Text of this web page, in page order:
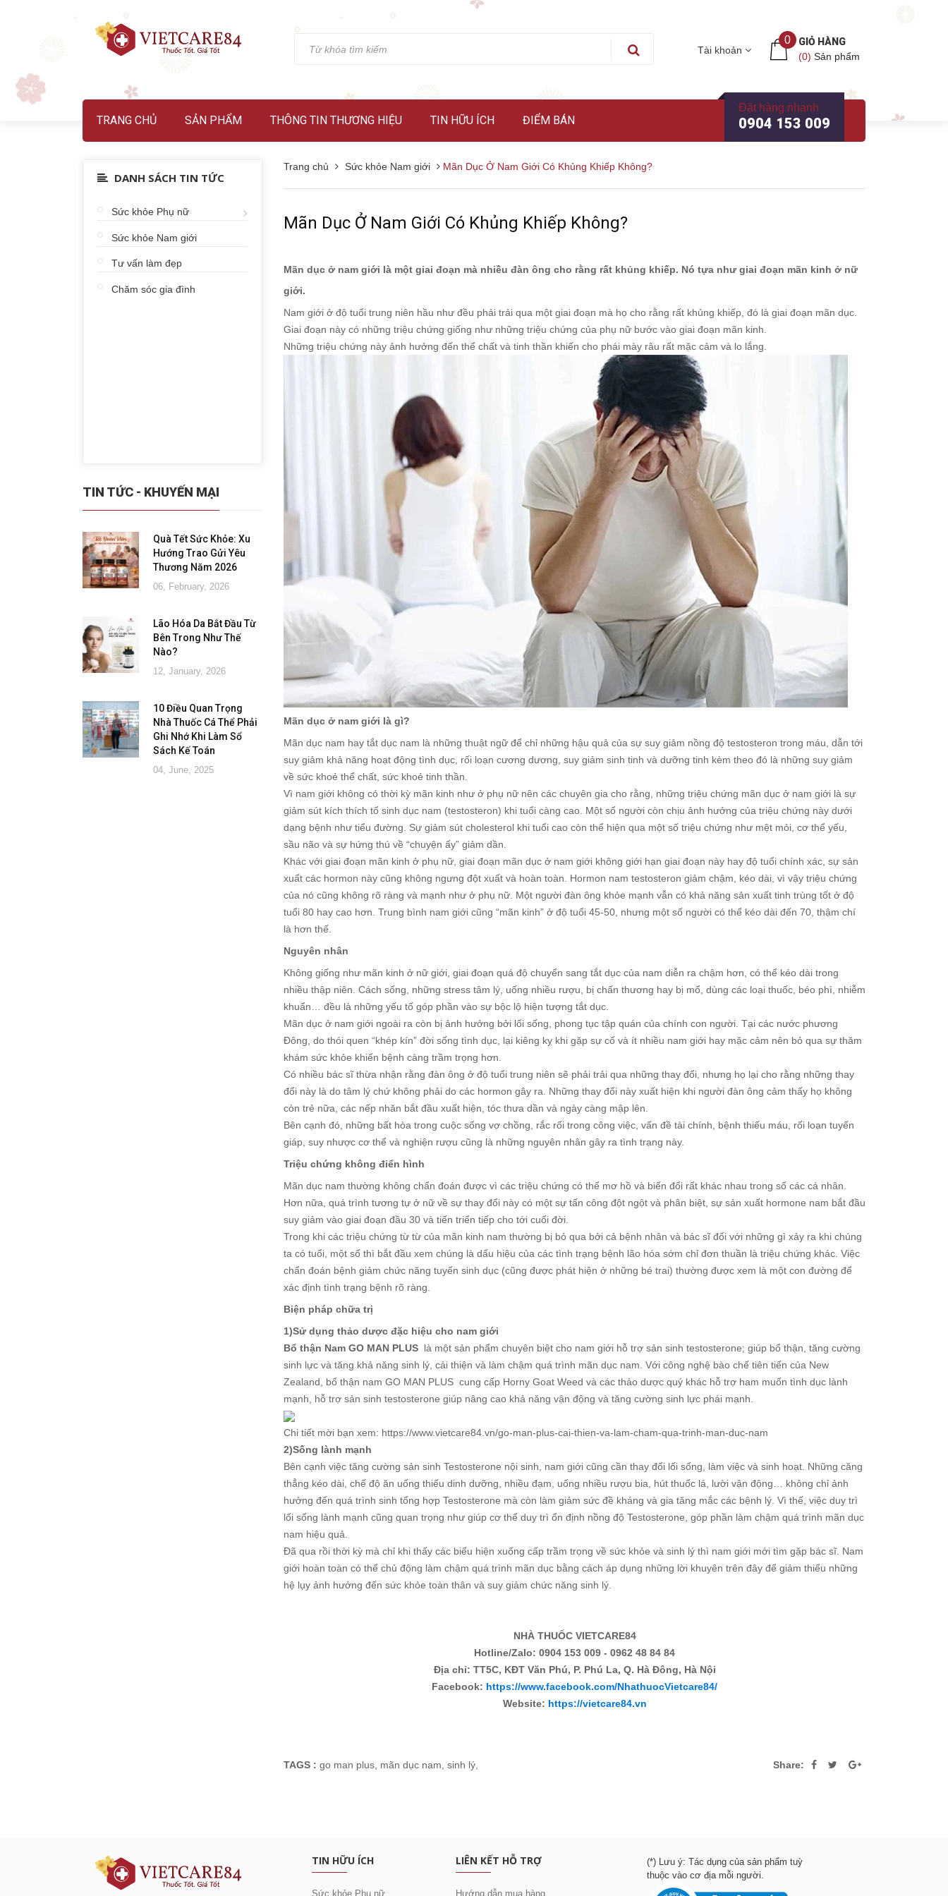
Tài khoản
0
GIỎ HÀNG
(0) Sản phẩm
TRANG CHỦ SẢN PHẨM THÔNG TIN THƯƠNG HIỆU TIN HỮU ÍCH ĐIỂM BÁN
Đặt hàng nhanh
0904 153 009
Trang chủ Sức khỏe Nam giới Mãn Dục Ở Nam Giới Có Khủng Khiếp Không?
Mãn Dục Ở Nam Giới Có Khủng Khiếp Không?
Mãn dục ở nam giới là một giai đoạn mà nhiều đàn ông cho rằng rất khủng khiếp. Nó tựa như giai đoạn mãn kinh ở nữ
giới.
Nam giới ở độ tuổi trung niên hầu như đều phải trải qua một giai đoạn mà họ cho rằng rất khủng khiếp, đó là giai đoạn mãn dục.
Giai đoạn này có những triệu chứng giống như những triệu chứng của phụ nữ bước vào giai đoạn mãn kinh.
Những triệu chứng này ảnh hưởng đến thể chất và tinh thần khiến cho phái mày râu rất mặc cảm và lo lắng.
Mãn dục ở nam giới là gì?
Mãn dục nam hay tắt dục nam là những thuật ngữ để chỉ những hậu quả của sự suy giảm nồng độ testosteron trong máu, dẫn tới
suy giảm khả năng hoạt động tình dục, rối loạn cương dương, suy giảm sinh tinh và dưỡng tinh kèm theo đó là những suy giảm
về sức khoẻ thể chất, sức khoẻ tinh thần.
Vì nam giới không có thời kỳ mãn kinh như ở phụ nữ nên các chuyên gia cho rằng, những triệu chứng mãn dục ở nam giới là sự
giảm sút kích thích tố sinh dục nam (testosteron) khi tuổi càng cao. Một số người còn chịu ảnh hưởng của triệu chứng này dưới
dạng bệnh như tiểu đường. Sự giảm sút cholesterol khi tuổi cao còn thể hiện qua một số triệu chứng như mệt mỏi, cơ thể yếu,
sầu não và sự hứng thú về “chuyện ấy” giảm dần.
Khác với giai đoạn mãn kinh ở phụ nữ, giai đoạn mãn dục ở nam giới không giới hạn giai đoạn này hay độ tuổi chính xác, sự sản
xuất các hormon này cũng không ngưng đột xuất và hoàn toàn. Hormon nam testosteron giảm chậm, kéo dài, vì vậy triệu chứng
của nó cũng không rõ ràng và mạnh như ở phụ nữ. Một người đàn ông khỏe mạnh vẫn có khả năng sản xuất tinh trùng tốt ở độ
tuổi 80 hay cao hơn. Trung bình nam giới cũng “mãn kinh” ở độ tuổi 45-50, nhưng một số người có thể kéo dài đến 70, thậm chí
là hơn thế.
Nguyên nhân
Không giống như mãn kinh ở nữ giới, giai đoạn quá độ chuyển sang tắt dục của nam diễn ra chậm hơn, có thể kéo dài trong
nhiều thập niên. Cách sống, những stress tâm lý, uống nhiều rượu, bị chấn thương hay bị mổ, dùng các loại thuốc, béo phì, nhiễm
khuẩn… đều là những yếu tố góp phần vào sự bộc lộ hiện tượng tắt dục.
Mãn dục ở nam giới ngoài ra còn bị ảnh hưởng bởi lối sống, phong tục tập quán của chính con người. Tại các nước phương
Đông, do thói quen “khép kín” đời sống tình dục, lại kiêng kỵ khi gặp sự cố và ít nhiều nam giới hay mặc cảm nên bỏ qua sự thăm
khám sức khỏe khiến bệnh càng trầm trọng hơn.
Có nhiều bác sĩ thừa nhận rằng đàn ông ở độ tuổi trung niên sẽ phải trải qua những thay đổi, nhưng họ lại cho rằng những thay
đổi này là do tâm lý chứ không phải do các hormon gây ra. Những thay đổi này xuất hiện khi người đàn ông cảm thấy họ không
còn trẻ nữa, các nếp nhăn bắt đầu xuất hiện, tóc thưa dần và ngày càng mập lên.
Bên cạnh đó, những bất hòa trong cuộc sống vợ chồng, rắc rối trong công việc, vấn đề tài chính, bệnh thiếu máu, rối loạn tuyến
giáp, suy nhược cơ thể và nghiện rượu cũng là những nguyên nhân gây ra tình trạng này.
Triệu chứng không điển hình
Mãn dục nam thường không chẩn đoán được vì các triệu chứng có thể mơ hồ và biến đổi rất khác nhau trong số các cá nhân.
Hơn nữa, quá trình tương tự ở nữ về sự thay đổi này có một sự tấn công đột ngột và phân biệt, sự sản xuất hormone nam bắt đầu
suy giảm vào giai đoạn đầu 30 và tiến triển tiếp cho tới cuối đời.
Trong khi các triệu chứng từ từ của mãn kinh nam thường bị bỏ qua bởi cả bệnh nhân và bác sĩ đối với những gì xảy ra khi chúng
ta có tuổi, một số thì bắt đầu xem chúng là dấu hiệu của các tình trạng bệnh lão hóa sớm chỉ đơn thuần là triệu chứng khác. Việc
chẩn đoán bệnh giảm chức năng tuyến sinh dục (cũng được phát hiện ở những bé trai) thường được xem là một con đường để
xác định tình trạng bệnh rõ ràng.
Biện pháp chữa trị
1)Sử dụng thảo dược đặc hiệu cho nam giới
Bổ thận Nam GO MAN PLUS là một sản phẩm chuyên biệt cho nam giới hỗ trợ sản sinh testosterone; giúp bổ thận, tăng cường
sinh lực và tăng khả năng sinh lý, cải thiện và làm chậm quá trình mãn dục nam. Với công nghệ bào chế tiên tiến của New
Zealand, bổ thận nam GO MAN PLUS cung cấp Horny Goat Weed và các thảo dược quý khác hỗ trợ ham muốn tình dục lành
mạnh, hỗ trợ sản sinh testosterone giúp nâng cao khả năng vận động và tăng cường sinh lực phái mạnh.
Chi tiết mời bạn xem: https://www.vietcare84.vn/go-man-plus-cai-thien-va-lam-cham-qua-trinh-man-duc-nam
2)Sống lành mạnh
Bên cạnh việc tăng cường sản sinh Testosterone nội sinh, nam giới cũng cần thay đổi lối sống, làm việc và sinh hoạt. Những căng
thẳng kéo dài, chế độ ăn uống thiếu dinh dưỡng, nhiều đạm, uống nhiều rượu bia, hút thuốc lá, lười vận động… không chỉ ảnh
hưởng đến quá trình sinh tổng hợp Testosterone mà còn làm giảm sức đề kháng và gia tăng mắc các bệnh lý. Vì thế, việc duy trì
lối sống lành mạnh cũng quan trọng như giúp cơ thể duy trì ổn định nồng độ Testosterone, góp phần làm chậm quá trình mãn dục
nam hiệu quả.
Đã qua rồi thời kỳ mà chỉ khi thấy các biểu hiện xuống cấp trầm trọng về sức khỏe và sinh lý thì nam giới mới tìm gặp bác sĩ. Nam
giới hoàn toàn có thể chủ động làm chậm quá trình mãn dục bằng cách áp dụng những lời khuyên trên đây để giảm thiểu những
hệ lụy ảnh hưởng đến sức khỏe toàn thân và suy giảm chức năng sinh lý.
NHÀ THUỐC VIETCARE84
Hotline/Zalo: 0904 153 009 - 0962 48 84 84
Địa chỉ: TT5C, KĐT Văn Phú, P. Phú La, Q. Hà Đông, Hà Nội
Facebook: https://www.facebook.com/NhathuocVietcare84/
Website: https://vietcare84.vn
TAGS : go man plus mãn dục nam sinh lý Share:
DANH SÁCH TIN TỨC
Sức khỏe Phụ nữ
Sức khỏe Nam giới
Tư vấn làm đẹp
Chăm sóc gia đình
TIN TỨC - KHUYẾN MẠI
Quà Tết Sức Khỏe: Xu
Hướng Trao Gửi Yêu
Thương Năm 2026
06, February, 2026
Lão Hóa Da Bắt Đầu Từ
Bên Trong Như Thế
Nào?
12, January, 2026
10 Điều Quan Trọng
Nhà Thuốc Cá Thể Phải
Ghi Nhớ Khi Làm Sổ
Sách Kế Toán
04, June, 2025
TIN HỮU ÍCH
Sức khỏe Phụ nữ
LIÊN KẾT HỖ TRỢ
Hướng dẫn mua hàng
(*) Lưu ý: Tác dụng của sản phẩm tuỳ
thuộc vào cơ địa mỗi người.